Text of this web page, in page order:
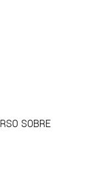
SOBRE